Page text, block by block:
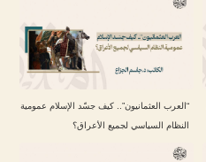
“العرب العثمانيون”.. كيف جسّد الإسلام عمومية
النظام السياسي لجميع الأعراق؟